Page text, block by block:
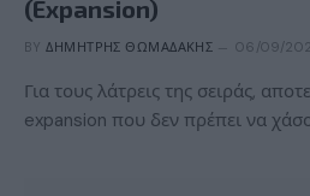
(Expansion)
BY ΔΗΜΉΤΡΗΣ ΘΩΜΑΔΆΚΗΣ 06/09/
Για τους λάτρεις της σειράς,
expansion που δεν πρέπει να